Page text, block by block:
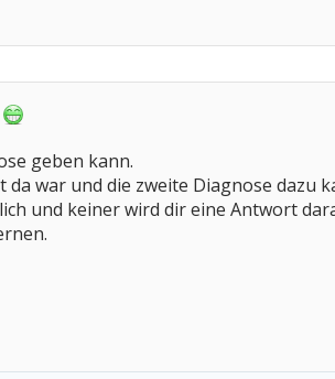
geben kann.
da war und die zweite Diagnose
und keiner wird dir eine Antwort